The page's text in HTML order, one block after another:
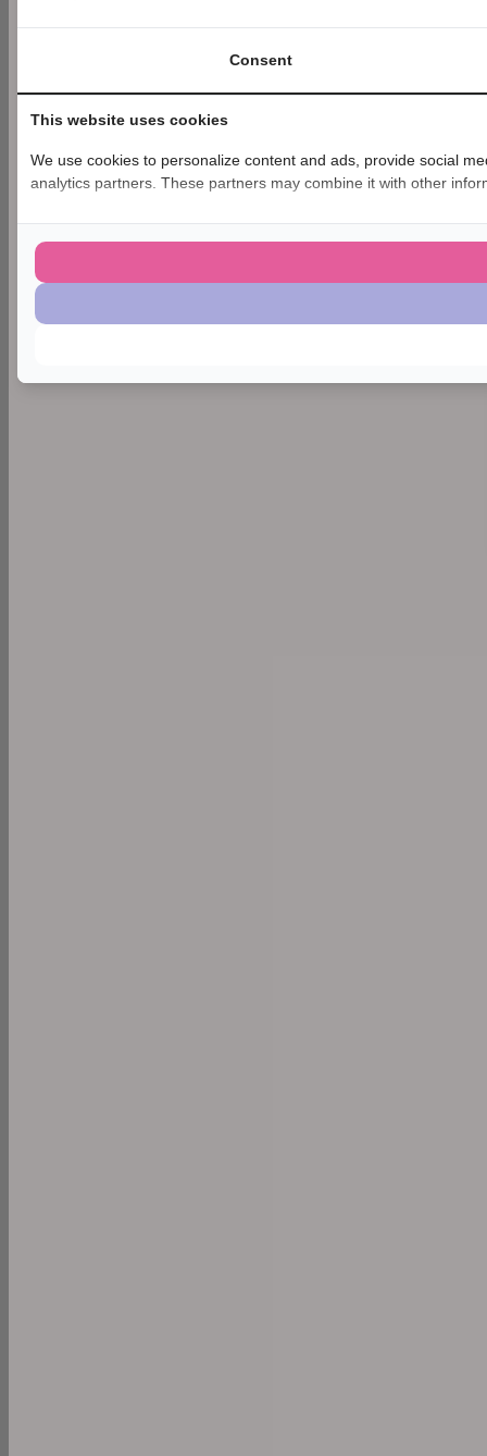
Consent
This website uses cookies
We use cookies to personalize content and ads, provide social
analytics partners. These partners may combine it with other